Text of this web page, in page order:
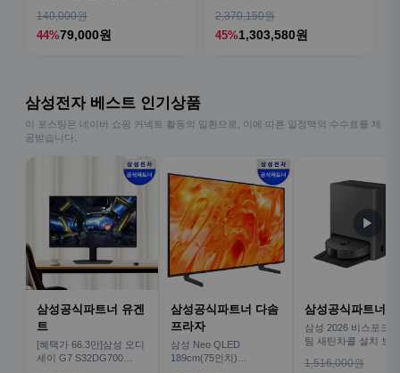
140,000원
44%79,000원
2,370,150원
45%1,303,580원
삼성전자 베스트 인기상품
이 포스팅은 네이버 쇼핑 커넥트 활동의 일환으로, 이에 따른 일정액의 수수료를 제
공받습니다.
삼성공식파트너 유겐
트
[혜택가 66.3만]삼성 오디
세이 G7 S32DG700
삼성공식파트너 다솜
프라자
삼성 Neo QLED
189cm(75인치)
삼성공식파트너
삼성 2026 비스포크
팀 새틴차콜 설치 보
1,516,000원
▶